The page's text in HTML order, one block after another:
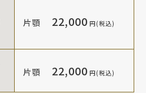
片顎 22,000 円(税込)
片顎 22,000 円(税込)